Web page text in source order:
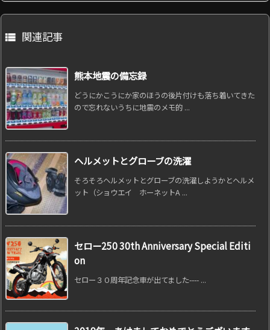
 関連記事
熊本地震の備忘録
どうにかこうにか家のほうの後片付けも落ち着いてきた
ので忘れないうちに地震のメモ的 ...
ヘルメットとグローブの洗濯
そろそろヘルメットとグローブの洗濯しようかとヘルメ
ット（ショウエイ ホーネットA ...
セロー250 30th Anniversary Special Editi
on
セロー３０周年記念車が出てました---- ...